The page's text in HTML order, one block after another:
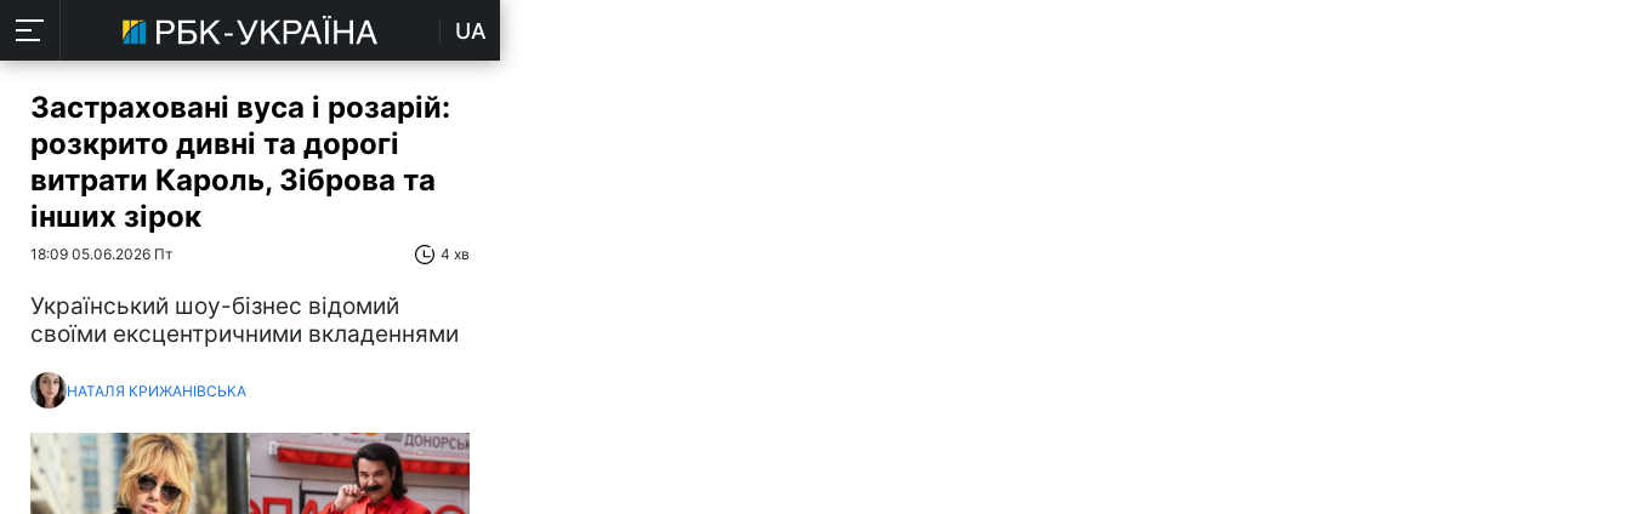
UA
Застраховані вуса і розарій:
розкрито дивні та дорогі
витрати Кароль, Зіброва та
інших зірок
18:09 05.06.2026 Пт 4 хв
Український шоу-бізнес відомий
своїми ексцентричними вкладеннями
НАТАЛЯ КРИЖАНІВСЬКА